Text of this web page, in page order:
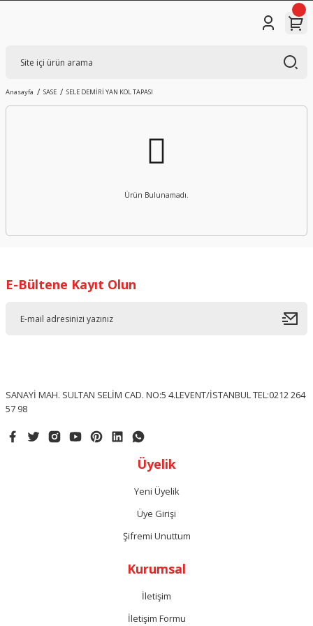
Anasayfa SASE SELE DEMİRİ YAN KOL TAPASI
Ürün Bulunamadı.
E-Bültene Kayıt Olun
SANAYİ MAH. SULTAN SELİM CAD. NO:5 4.LEVENT/İSTANBUL TEL:0212 264
57 98
Üyelik
Yeni Üyelik
Üye Girişi
Şifremi Unuttum
Kurumsal
İletişim
İletişim Formu